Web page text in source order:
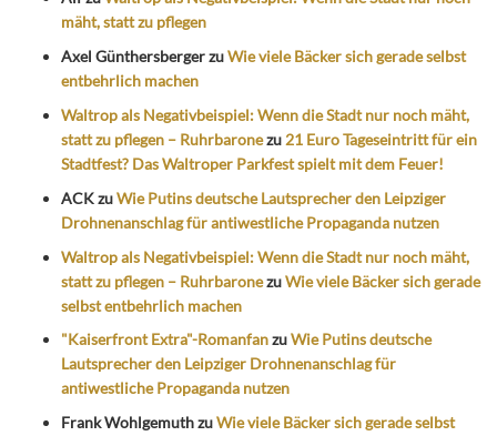
mäht, statt zu pflegen
Axel GünthersbergerzuWie viele Bäcker sich gerade selbst
entbehrlich machen
Waltrop als Negativbeispiel: Wenn die Stadt nur noch mäht,
statt zu pflegen – Ruhrbaronezu 21 Euro Tageseintritt für ein
Stadtfest? Das Waltroper Parkfest spielt mit dem Feuer!
ACKzuWie Putins deutsche Lautsprecher den Leipziger
Drohnenanschlag für antiwestliche Propaganda nutzen
Waltrop als Negativbeispiel: Wenn die Stadt nur noch mäht,
statt zu pflegen – RuhrbaronezuWie viele Bäcker sich gerade
selbst entbehrlich machen
"Kaiserfront Extra"-RomanfanzuWie Putins deutsche
Lautsprecher den Leipziger Drohnenanschlag für
antiwestliche Propaganda nutzen
Frank WohlgemuthzuWie viele Bäcker sich gerade selbst